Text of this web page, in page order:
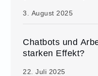
3. August 2025
Chatbots und
starken Effekt?
22. Juli 2025